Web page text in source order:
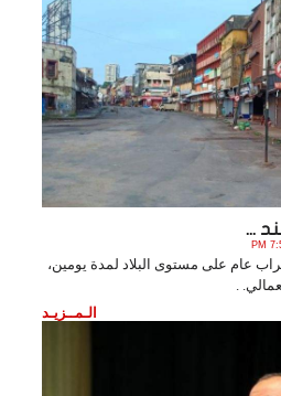
...
عام على مستوى البلاد لمدة يومين،
.
الـمــزيـد